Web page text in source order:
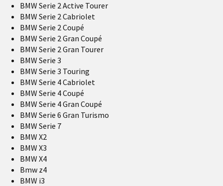
BMW Serie 2 Active Tourer
BMW Serie 2 Cabriolet
BMW Serie 2 Coupé
BMW Serie 2 Gran Coupé
BMW Serie 2 Gran Tourer
BMW Serie 3
BMW Serie 3 Touring
BMW Serie 4 Cabriolet
BMW Serie 4 Coupé
BMW Serie 4 Gran Coupé
BMW Serie 6 Gran Turismo
BMW Serie 7
BMW X2
BMW X3
BMW X4
Bmw z4
BMW i3